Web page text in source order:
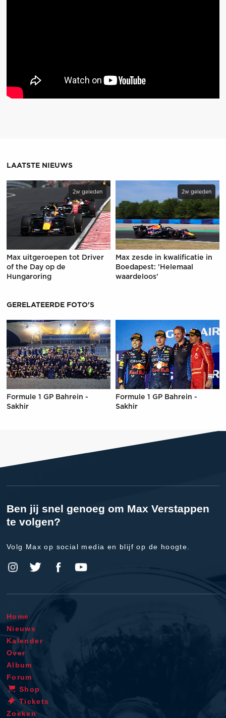
LAATSTE NIEUWS
2w geleden
Max uitgeroepen tot Driver
of the Day op de
Hungaroring
2w geleden
Max zesde in kwalificatie in
Boedapest: 'Helemaal
waardeloos'
GERELATEERDE FOTO'S
Formule 1 GP Bahrein -
Sakhir
Formule 1 GP Bahrein -
Sakhir
Ben jij snel genoeg om Max Verstappen
te volgen?
Volg Max op social media en blijf op de hoogte.
Home
Nieuws
Kalender
Over
Album
Forum
Shop
Tickets
Zoeken